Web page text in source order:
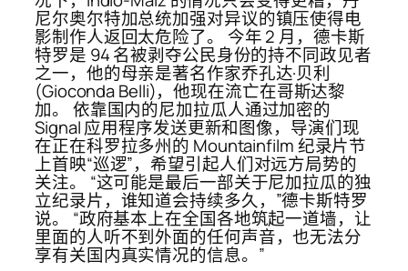
尼尔奥尔特加总统加强对异议的镇压使得电
影制作人返回太危险了。 今年 2 月，德卡斯
特罗是 94 名被剥夺公民身份的持不同政见者
之一，他的母亲是著名作家乔孔达·贝利
(Gioconda Belli)，他现在流亡在哥斯达黎
加。 依靠国内的尼加拉瓜人通过加密的
Signal 应用程序发送更新和图像，导演们现
在正在科罗拉多州的 Mountainfilm 纪录片节
上首映“巡逻”，希望引起人们对远方局势的
关注。 “这可能是最后一部关于尼加拉瓜的独
立纪录片，谁知道会持续多久，”德卡斯特罗
说。 “政府基本上在全国各地筑起一道墙，让
里面的人听不到外面的任何声音，也无法分
享有关国内真实情况的信息。”